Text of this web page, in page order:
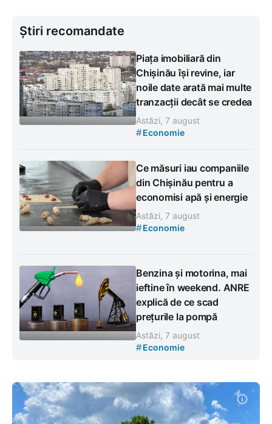
Știri recomandate
Piața imobiliară din
Chișinău își revine, iar
noile date arată mai multe
tranzacții decât se credea
Astăzi, 7 august
#Economie
Ce măsuri iau companiile
din Chișinău pentru a
economisi apă și energie
Astăzi, 7 august
#Economie
Benzina și motorina, mai
ieftine în weekend. ANRE
explică de ce scad
prețurile la pompă
Astăzi, 7 august
#Economie